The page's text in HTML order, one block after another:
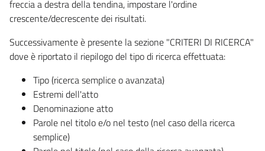
freccia a destra della tendina, impostare l'ordine
crescente/decrescente dei risultati.
Successivamente è presente la sezione "CRITERI DI RICERCA"
dove è riportato il riepilogo del tipo di ricerca effettuata:
Tipo (ricerca semplice o avanzata)
Estremi dell'atto
Denominazione atto
Parole nel titolo e/o nel testo (nel caso della ricerca
semplice)